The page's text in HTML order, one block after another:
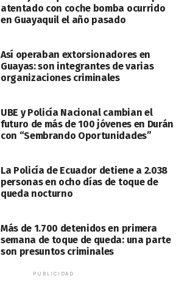
atentado con coche bomba ocurrido
en Guayaquil el año pasado
Así operaban extorsionadores en
Guayas: son integrantes de varias
organizaciones criminales
UBE y Policía Nacional cambian el
futuro de más de 100 jóvenes en Durán
con “Sembrando Oportunidades”
La Policía de Ecuador detiene a 2.038
personas en ocho días de toque de
queda nocturno
Más de 1.700 detenidos en primera
semana de toque de queda: una parte
son presuntos criminales
PUBLICIDAD